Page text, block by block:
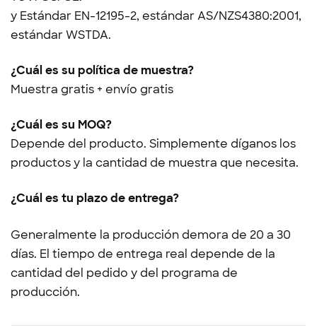
y Estándar EN-12195-2, estándar AS/NZS4380:2001,
estándar WSTDA.
¿Cuál es su política de muestra?
Muestra gratis + envío gratis
¿Cuál es su MOQ?
Depende del producto. Simplemente díganos los
productos y la cantidad de muestra que necesita.
¿Cuál es tu plazo de entrega?
Generalmente la producción demora de 20 a 30
días. El tiempo de entrega real depende de la
cantidad del pedido y del programa de
producción.